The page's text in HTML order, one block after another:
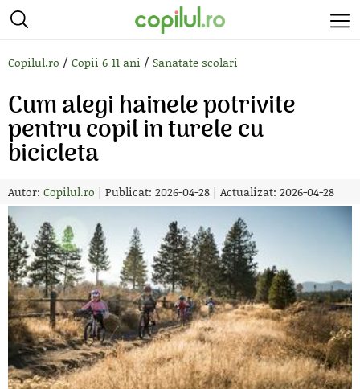
Copilul.ro / Copii 6-11 ani / Sanatate scolari
Cum alegi hainele potrivite
pentru copil in turele cu
bicicleta
Autor: Copilul.ro | Publicat: 2026-04-28 | Actualizat: 2026-04-28